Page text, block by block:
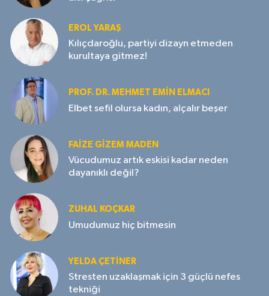
EROL YARAŞ
Kılıçdaroğlu, partiyi dizayn etmeden
kurultaya gitmez!
PROF. DR. MEHMET EMIN ELMACI
Elbet sefil olursa kadın, alçalır beşer
FAIZE GIZEM MADEN
Vücudumuz artık eskisi kadar neden
dayanıklı değil?
ZUHAL KOÇKAR
Umudumuz hiç bitmesin
YELDA ÇETİNER
Stresten uzaklaşmak için 3 güçlü nefes
tekniği